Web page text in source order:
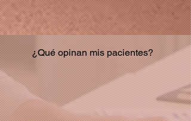
¿Qué opinan mis pacientes?